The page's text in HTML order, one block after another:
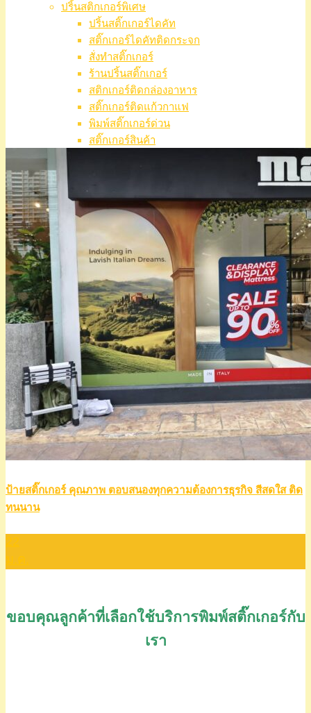
ปริ้นสติกเกอร์พิเศษ
ปริ้นสติ๊กเกอร์ไดคัท
สติ๊กเกอร์ไดคัทติดกระจก
สั่งทำสติ๊กเกอร์
ร้านปริ้นสติ๊กเกอร์
สติกเกอร์ติดกล่องอาหาร
สติ๊กเกอร์ติดแก้วกาแฟ
พิมพ์สติ๊กเกอร์ด่วน
สติ๊กเกอร์สินค้า
สั่งทําสติ๊กเกอร์ไดคัท
ผลงานล่าสุด
ขั้นตอนการสั่งพิมพ์
บทความ
ติดต่อเรา
ป้ายสติ๊กเกอร์ คุณภาพ ตอบสนองทุกความต้องการธุรกิจ สีสดใส ติด
ทนนาน
22
ม.ค.
ขอบคุณลูกค้าที่เลือกใช้บริการพิมพ์สติ๊กเกอร์กับ
เรา